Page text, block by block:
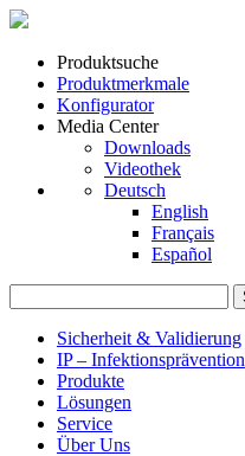
Produktsuche
Produktmerkmale
Konfigurator
Media Center
Downloads
Videothek
Deutsch
English
Français
Español
nach:
Sicherheit & Validierung
IP – Infektionsprävention
Produkte
Lösungen
Service
Über Uns